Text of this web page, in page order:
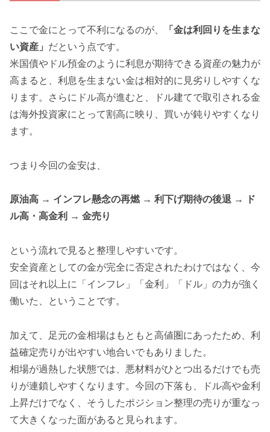
ここで金にとって不利になるのが、
「金は利回りを生まな
い資産」 だという点です。
米国債やドル預金のように利息が期待できる資産の魅力が
高まると、利息を生まない金は相対的に見劣りしやすくな
ります。さらにドル高が進むと、ドル建てで取引される金
は海外投資家にとって割高に映り、買いが鈍りやすくなり
ます。
つまり今回の金安は、
原油高 → インフレ懸念の再燃 → 利下げ期待の後退 → ド
ル高・高金利 → 金売り
という流れで見ると整理しやすいです。
安全資産としての金が完全に否定されたわけではなく、今
回はそれ以上に「インフレ」「金利」「ドル」の力が強く
働いた、ということです。
加えて、足元の金相場はもともと高値圏にあったため、利
益確定売りが出やすい地合いでもありました。
相場が過熱した状態では、悪材料がひとつ出るだけでも売
りが連鎖しやすくなります。今回の下落も、ドル高や金利
上昇だけでなく、そうしたポジション整理の売りが重なっ
て大きくなった面があると見られます。